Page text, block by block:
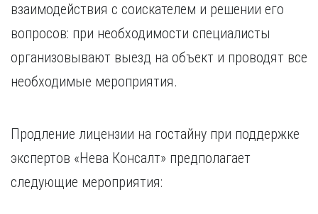
взаимодействия с соискателем и решении его
вопросов: при необходимости специалисты
организовывают выезд на объект и проводят все
необходимые мероприятия.
Продление лицензии на гостайну при поддержке
экспертов «Нева Консалт» предполагает
следующие мероприятия: